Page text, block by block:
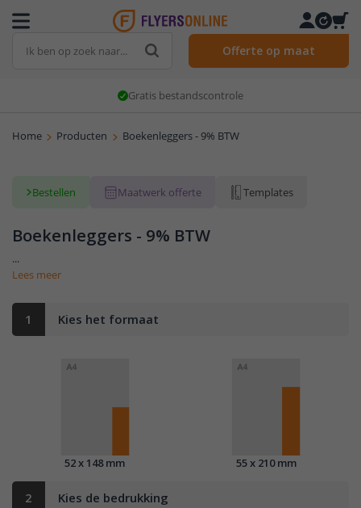
Offerte op maat
Gratis bestandscontrole
Home Producten Boekenleggers - 9% BTW
Boekenleggers - 9% BTW
...
Lees meer
Bestellen Maatwerk offerte Templates
1 Kies het formaat
52 x 148 mm 55 x 210 mm
2 Kies de bedrukking